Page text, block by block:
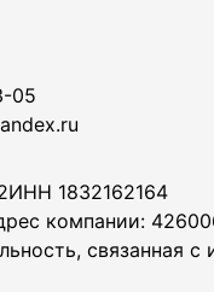
05
ИНН 1832162164
компании:
связанная